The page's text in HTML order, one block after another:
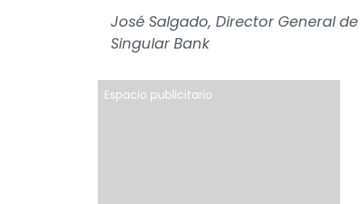
José Salgado, Director General de
Singular Bank
Espacio publicitario